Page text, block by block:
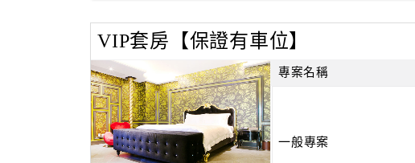
VIP套房【保證有車位】
專案名稱
一般專案